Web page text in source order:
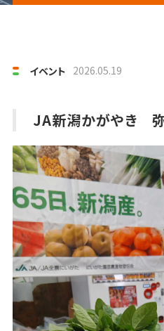
イベント 2026.05.19
JA新潟かがやき